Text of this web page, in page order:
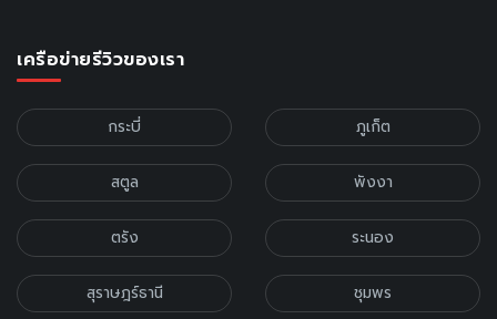
เครือข่ายรีวิวของเรา
กระบี่ ภูเก็ต
สตูล พังงา
ตรัง ระนอง
สุราษฎร์ธานี ชุมพร